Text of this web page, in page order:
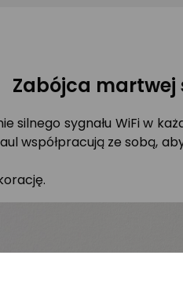
Zabójca martwej
silnego sygnału WiFi w
współpracują ze sobą,